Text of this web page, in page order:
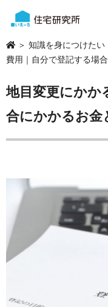
＞ 知識を身につけたい
費用｜自分で登記する場
地目変更にかか
合にかかるお金